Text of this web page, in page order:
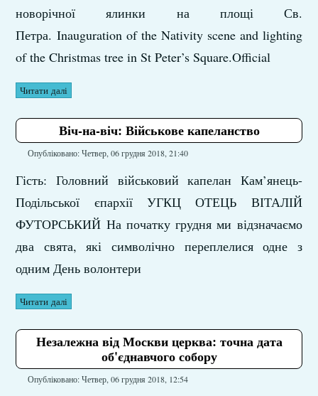
новорічної ялинки на площі Св.
Петра. Inauguration of the Nativity scene and lighting
of the Christmas tree in St Peter’s Square.Official
Читати далі
Віч-на-віч: Військове капеланство
Опубліковано: Четвер, 06 грудня 2018, 21:40
Гість: Головний військовий капелан Кам’янець-
Подільської єпархії УГКЦ ОТЕЦЬ ВІТАЛІЙ
ФУТОРСЬКИЙ На початку грудня ми відзначаємо
два свята, які символічно переплелися одне з
одним День волонтери
Читати далі
Незалежна від Москви церква: точна дата
об'єднавчого собору
Опубліковано: Четвер, 06 грудня 2018, 12:54